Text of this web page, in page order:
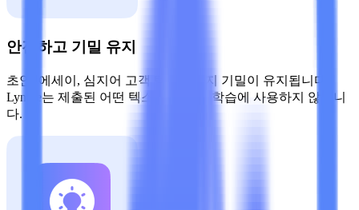
안전하고 기밀 유지
초안, 에세이, 심지어 고객 텍스트까지 기밀이 유지됩니다.
Lynote는 제출된 어떤 텍스트도 모델 학습에 사용하지 않습니
다.